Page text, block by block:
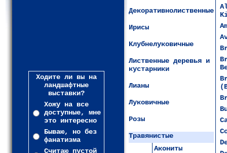
Ходите ли вы на
ландшафтные
выставки?
Хожу на все
доступные, мне
это интересно
Бываю, но без
фанатизма
Считаю пустой
Декоративнолиственные
Ирисы
Клубнелуковичные
Лиственные деревья и
кустарники
Лианы
Луковичные
Розы
Травянистые
Акониты